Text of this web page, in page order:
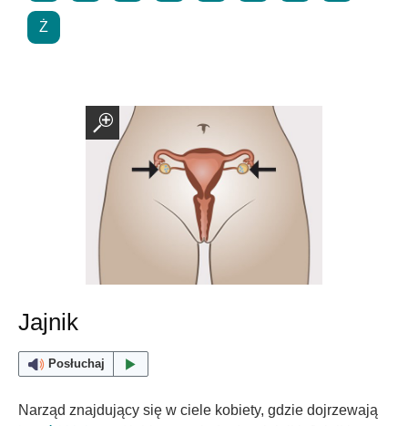
Ż
Jajnik
Posłuchaj
Narząd znajdujący się w ciele kobiety, gdzie dojrzewają